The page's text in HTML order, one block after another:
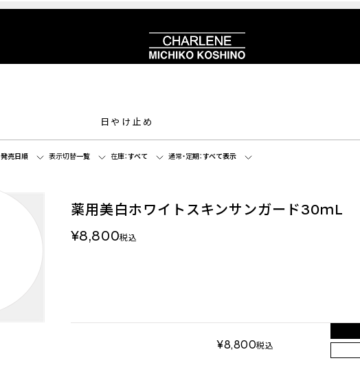
日やけ止め
発売日順 表示切替一覧 在庫：すべて 通常・定期：すべて表示
薬用美白ホワイトスキンサンガード30ｍL
¥8,800税込
¥8,800税込